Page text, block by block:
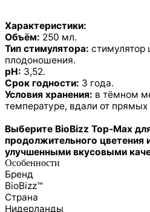
Характеристики:
Объём: 250 мл.
Тип стимулятора: стимулятор
плодоношения.
pH: 3,52.
Срок годности: 3 года.
Условия хранения: в тёмном
температуре, вдали от
Выберите BioBizz Top‑Max
продолжительного цветения
улучшенными вкусовыми
Особенности
Бренд
BioBizz™
Страна
Нидерланды